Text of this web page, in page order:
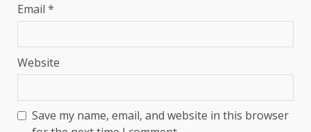
Email *
Website
Save my name, email, and website in this browser